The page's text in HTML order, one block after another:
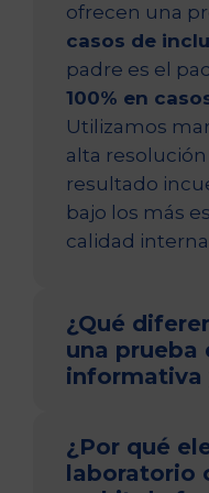
ofrecen una
casos de
padre es el
100% en
Utilizamos
alta
resultado
bajo los más
calidad
¿Qué
una prueba
informativa
cadena de
ofrecemos las
¿Por qué
laboratorio